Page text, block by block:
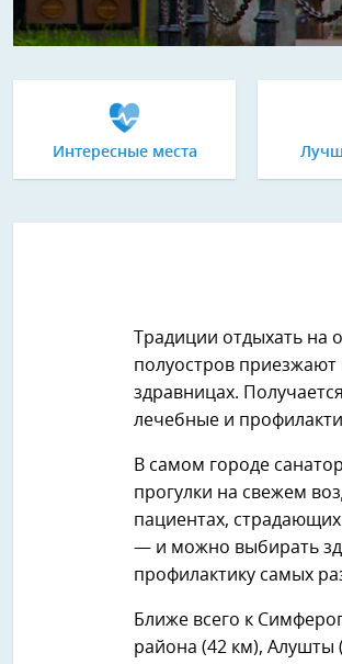
Интересные места
Традиции отдыхать на
полуостров приезжают
здравницах.
лечебные и
В самом городе
прогулки на свежем
пациентах,
— и можно выбирать
профилактику самых
Ближе всего к
района (42 км), Алушты